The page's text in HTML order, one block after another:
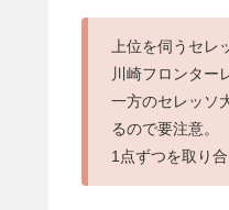
上位を伺うセレ
川崎フロンター
一方のセレッソ
るので要注意。
1点ずつを取り